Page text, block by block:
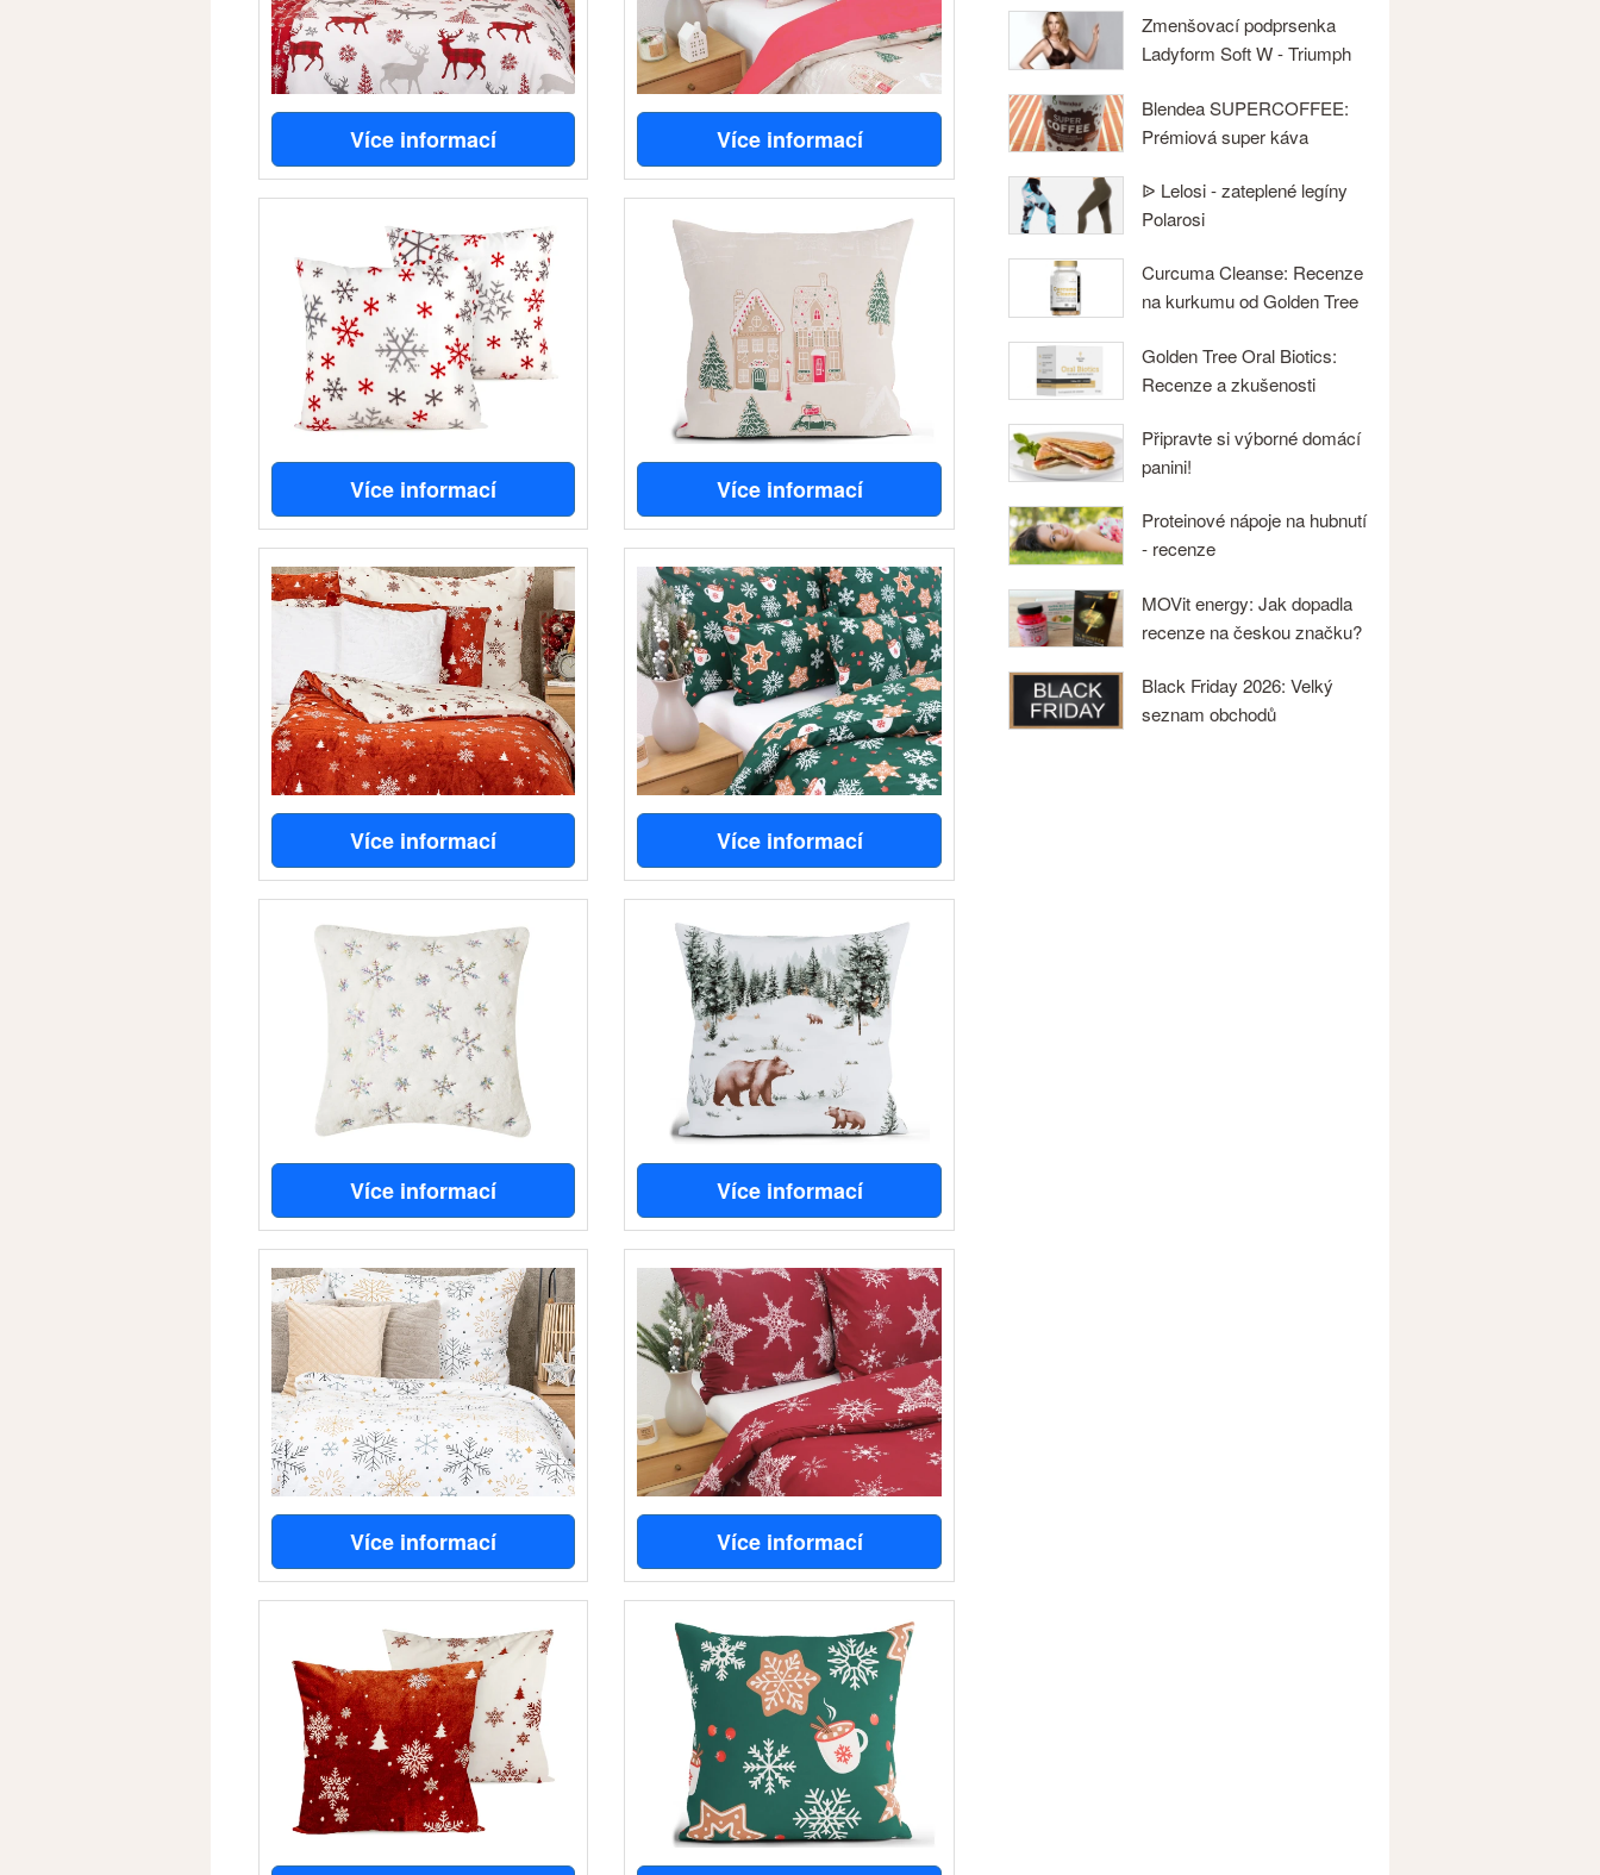
Více informací Více informací
Více informací Více informací
Více informací Více informací
Více informací Více informací
Více informací Více informací
Zmenšovací podprsenka
Ladyform Soft W - Triumph
Blendea SUPERCOFFEE:
Prémiová super káva
ᐉ Lelosi - zateplené legíny
Polarosi
Curcuma Cleanse: Recenze
na kurkumu od Golden Tree
Golden Tree Oral Biotics:
Recenze a zkušenosti
Připravte si výborné domácí
panini!
Proteinové nápoje na hubnutí
- recenze
MOVit energy: Jak dopadla
recenze na českou značku?
Black Friday 2026: Velký
seznam obchodů